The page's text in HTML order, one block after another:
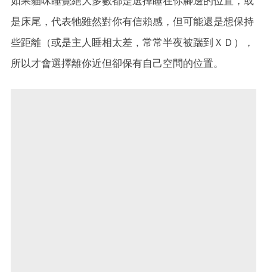
是床尾，代表牠雖然對你有信賴感，但可能還是想保持
些距離（或是主人睡相太差，常常半夜被踹到ＸＤ），
所以才會選擇離你近但卻保有自己空間的位置。